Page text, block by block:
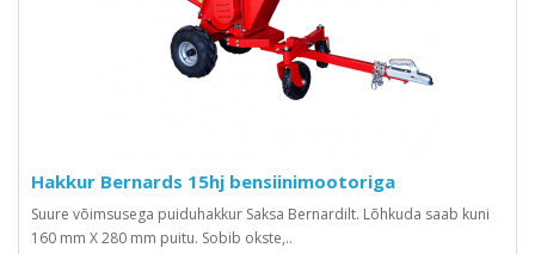
Hakkur Bernards 15hj bensiinimootoriga
Suure võimsusega puiduhakkur Saksa Bernardilt. Lõhkuda saab kuni
160 mm X 280 mm puitu. Sobib okste,..